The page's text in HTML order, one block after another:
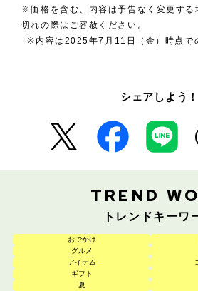
※価格を含む、内容は予告なく変更する
切れの際はご容赦ください。
※内容は2025年7月11日（金）時点で
シェアしよう！
TREND
トレンドキーワ
おでかけ
グルメ
アイテム
ギフト
夏